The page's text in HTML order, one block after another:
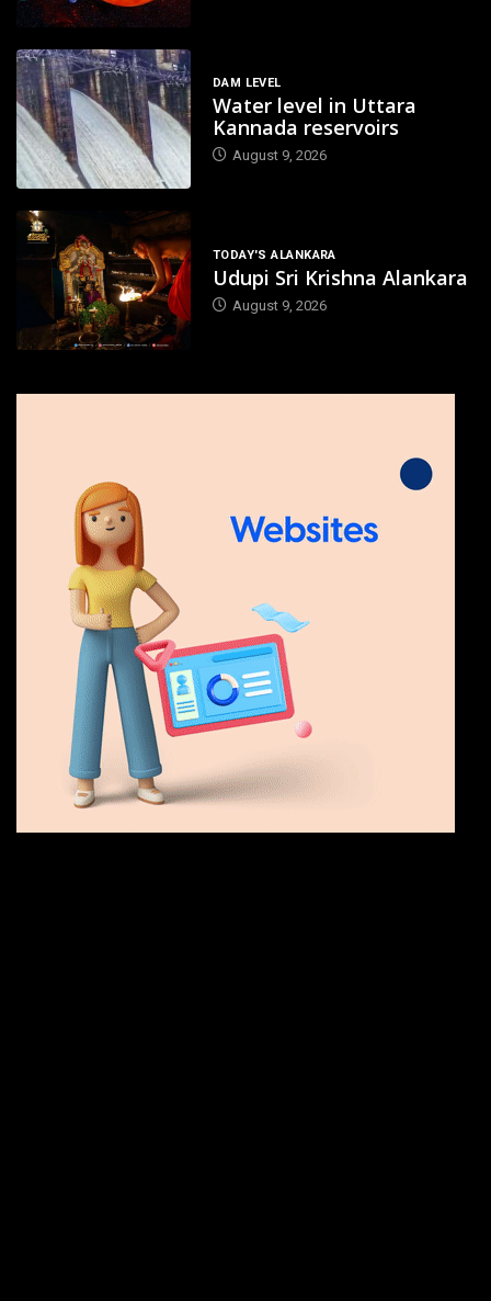
DAM LEVEL
Water level in Uttara
Kannada reservoirs
August 9, 2026
TODAY'S ALANKARA
Udupi Sri Krishna Alankara
August 9, 2026